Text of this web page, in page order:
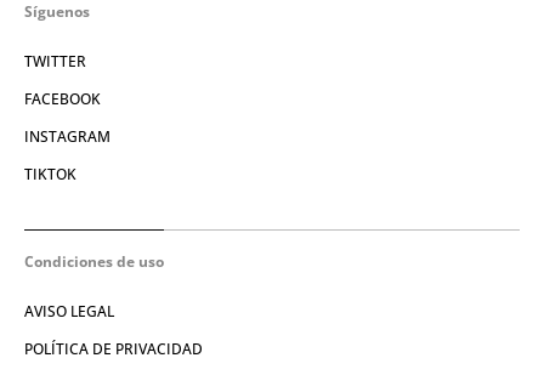
Síguenos
TWITTER
FACEBOOK
INSTAGRAM
TIKTOK
Condiciones de uso
AVISO LEGAL
POLÍTICA DE PRIVACIDAD